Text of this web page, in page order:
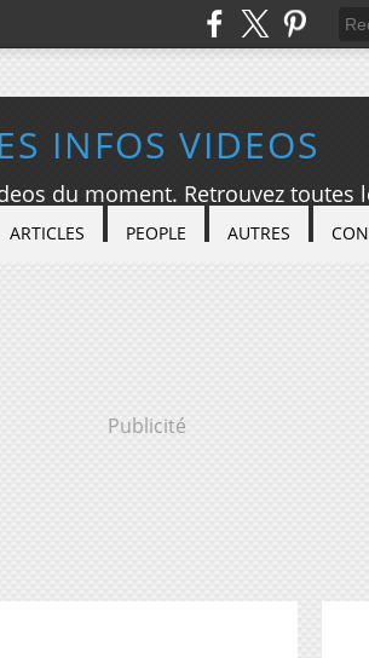
INFOS VIDEOS
du moment. Retrouvez toutes
ARTICLES PEOPLE AUTRES
Publicité